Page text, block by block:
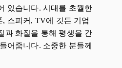
있습니다. 시대를 초월한
스피커, TV에 깃든 기업
과 화질을 통해 평생을 간
어줍니다. 소중한 분들께